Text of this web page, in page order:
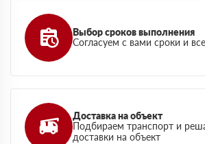
Выбор сроков выполнения
Согласуем с вами сроки и
Доставка на объект
Подбираем транспорт и
доставки на объект